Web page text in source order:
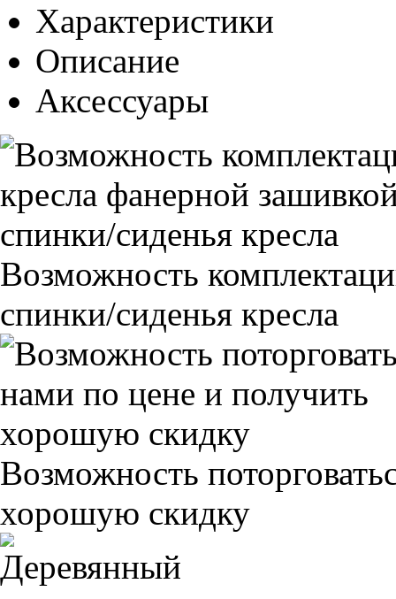
Характеристики
Описание
Аксессуары
Возможность
спинки/сиденья кресла
Возможность
хорошую скидку